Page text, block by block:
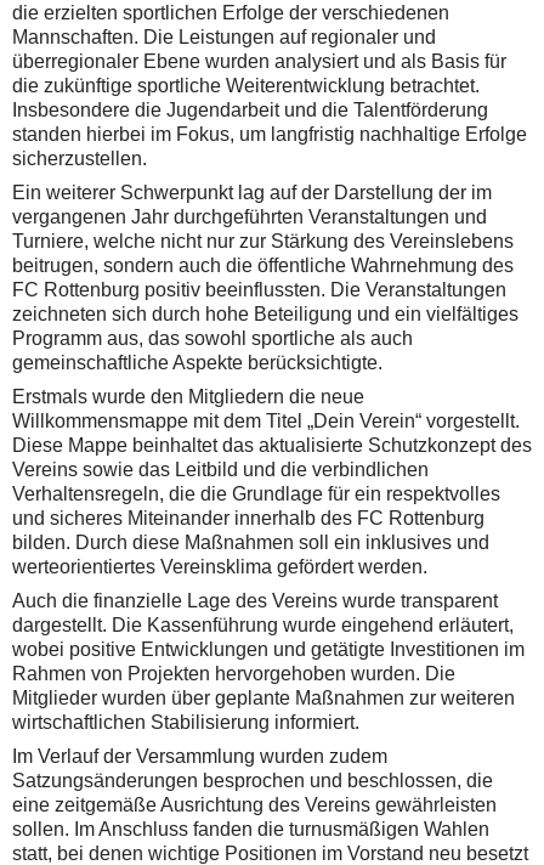
die erzielten sportlichen Erfolge der verschiedenen
Mannschaften. Die Leistungen auf regionaler und
überregionaler Ebene wurden analysiert und als Basis für
die zukünftige sportliche Weiterentwicklung betrachtet.
Insbesondere die Jugendarbeit und die Talentförderung
standen hierbei im Fokus, um langfristig nachhaltige Erfolge
sicherzustellen.
Ein weiterer Schwerpunkt lag auf der Darstellung der im
vergangenen Jahr durchgeführten Veranstaltungen und
Turniere, welche nicht nur zur Stärkung des Vereinslebens
beitrugen, sondern auch die öffentliche Wahrnehmung des
FC Rottenburg positiv beeinflussten. Die Veranstaltungen
zeichneten sich durch hohe Beteiligung und ein vielfältiges
Programm aus, das sowohl sportliche als auch
gemeinschaftliche Aspekte berücksichtigte.
Erstmals wurde den Mitgliedern die neue
Willkommensmappe mit dem Titel „Dein Verein“ vorgestellt.
Diese Mappe beinhaltet das aktualisierte Schutzkonzept des
Vereins sowie das Leitbild und die verbindlichen
Verhaltensregeln, die die Grundlage für ein respektvolles
und sicheres Miteinander innerhalb des FC Rottenburg
bilden. Durch diese Maßnahmen soll ein inklusives und
werteorientiertes Vereinsklima gefördert werden.
Auch die finanzielle Lage des Vereins wurde transparent
dargestellt. Die Kassenführung wurde eingehend erläutert,
wobei positive Entwicklungen und getätigte Investitionen im
Rahmen von Projekten hervorgehoben wurden. Die
Mitglieder wurden über geplante Maßnahmen zur weiteren
wirtschaftlichen Stabilisierung informiert.
Im Verlauf der Versammlung wurden zudem
Satzungsänderungen besprochen und beschlossen, die
eine zeitgemäße Ausrichtung des Vereins gewährleisten
sollen. Im Anschluss fanden die turnusmäßigen Wahlen
statt, bei denen wichtige Positionen im Vorstand neu besetzt